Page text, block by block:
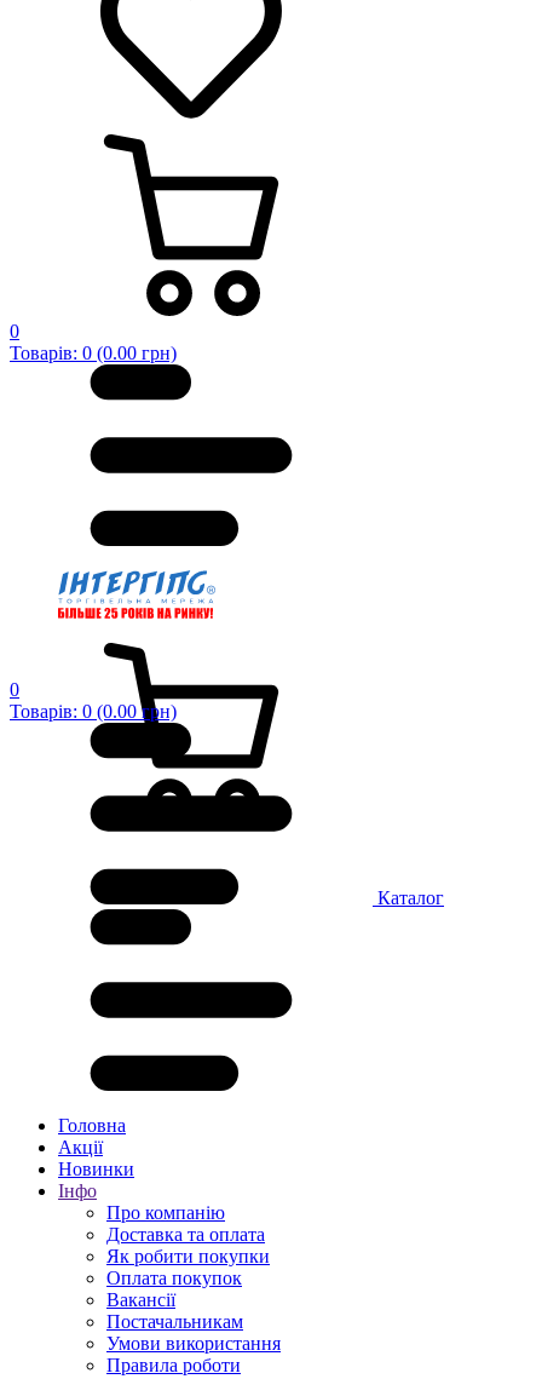
0
Товарів: 0 (0.00 грн)
0
Товарів: 0 (0.00 грн)
Каталог
Головна
Акції
Новинки
Інфо
Про компанію
Доставка та оплата
Як робити покупки
Оплата покупок
Вакансії
Постачальникам
Умови використання
Правила роботи